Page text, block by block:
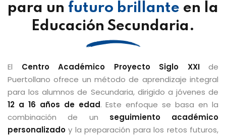
para un futuro brillante en la
Educación Secundaria.
El Centro Académico Proyecto Siglo XXIde
Puertollano ofrece un método de aprendizaje integral
para los alumnos de Secundaria, dirigido a jóvenes de
12 a 16 años de edad. Este enfoque se basa en la
combinación de un seguimiento académico
personalizado y la preparación para los retos futuros,